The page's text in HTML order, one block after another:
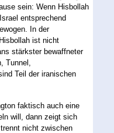
sein: Wenn Hisbollah
entsprechend
In der
ist nicht
stärkster bewaffneter
Tunnel,
Teil der iranischen
faktisch auch eine
will, dann zeigt sich
nicht zwischen